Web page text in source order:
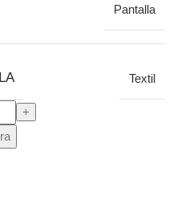
Pantalla
Textil